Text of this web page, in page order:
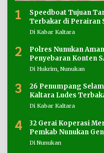
1
Speedboat Tujuan
Terbakar di Perairan
Di Kabar Kaltara
2
Polres Nunukan
Penyebaran Konten
Di Hukrim, Nunukan
3
26 Penumpang
Kaltara Ludes
Di Kabar Kaltara
4
32 Gerai Koperasi
Pemkab Nunukan
Di Nunukan